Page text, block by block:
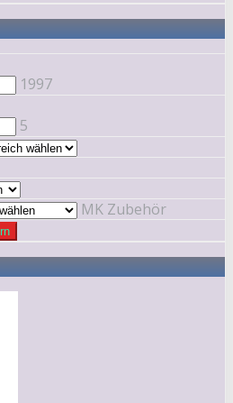
1997
5
MK Zubehör